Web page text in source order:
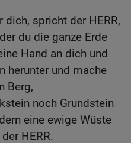
dich, spricht der HERR,
du die ganze Erde
Hand an dich und
herunter und mache
Berg,
noch Grundstein
eine ewige Wüste
HERR.